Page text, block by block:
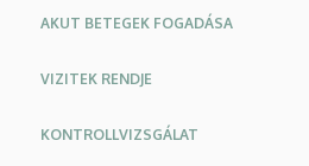
AKUT BETEGEK FOGADÁSA
VIZITEK RENDJE
KONTROLLVIZSGÁLAT